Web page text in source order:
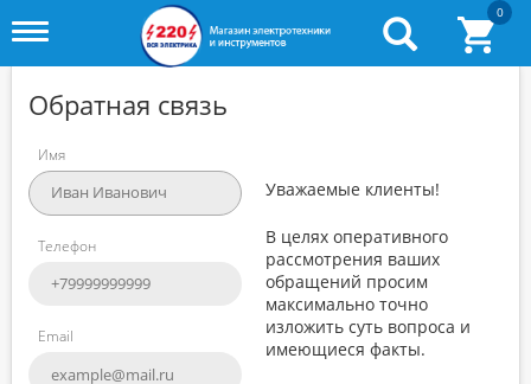
Toggle
0
Обратная связь
Имя
Телефон
Email
Уважаемые клиенты!
В целях оперативного
рассмотрения ваших
обращений просим
максимально точно
изложить суть вопроса и
имеющиеся факты.